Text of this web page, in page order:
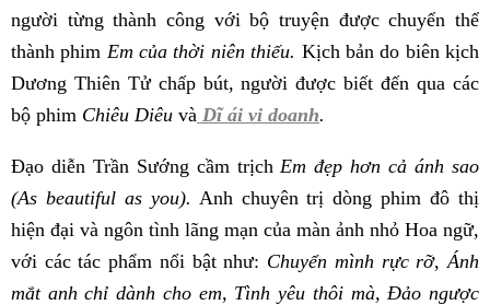
người từng thành công với bộ truyện được chuyển thể
thành phim Em của thời niên thiếu. Kịch bản do biên kịch
Dương Thiên Tử chấp bút, người được biết đến qua các
bộ phim Chiêu Diêu và Dĩ ái vi doanh.
Đạo diễn Trần Sướng cầm trịch Em đẹp hơn cả ánh sao
(As beautiful as you). Anh chuyên trị dòng phim đô thị
hiện đại và ngôn tình lãng mạn của màn ảnh nhỏ Hoa ngữ,
với các tác phẩm nổi bật như: Chuyển mình rực rỡ, Ánh
mắt anh chỉ dành cho em, Tình yêu thôi mà, Đảo ngược